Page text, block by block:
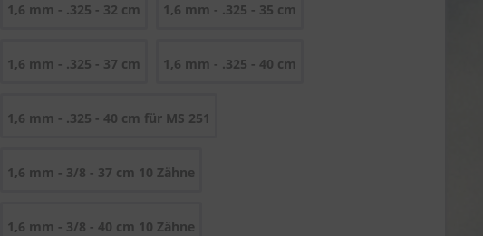
1,6 mm - .325 - 32 cm 1,6 mm - .325 - 35 cm
1,6 mm - .325 - 37 cm 1,6 mm - .325 - 40 cm
1,6 mm - .325 - 40 cm für MS 251
1,6 mm - 3/8 - 37 cm 10 Zähne
1,6 mm - 3/8 - 40 cm 10 Zähne